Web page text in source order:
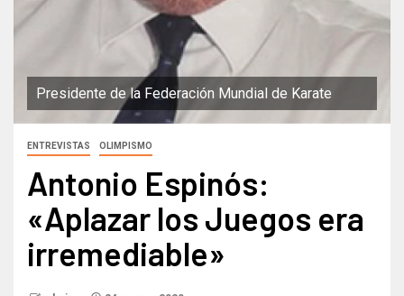
Presidente de la Federación Mundial de Karate
ENTREVISTAS OLIMPISMO
Antonio Espinós:
«Aplazar los Juegos era
irremediable»